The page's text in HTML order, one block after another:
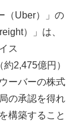
（Uber）」の
）」は、
ス
2,475億円）
ーバーの株式
の承認を得れ
構築すること